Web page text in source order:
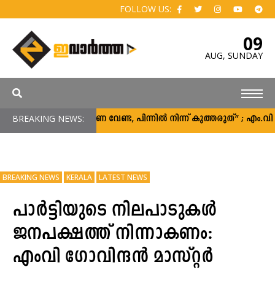
FOLLOW US:
09
AUG, SUNDAY
BREAKING NEWS:“പിന്തുണ വേണ്ട, പിന്നിൽ നിന്ന് കുത്തരുത്” ; എം.വി
BREAKING NEWS KERALA LATEST NEWS
പാർട്ടിയുടെ നിലപാടുകൾ
ജനപക്ഷത്ത് നിന്നാകണം:
എംവി ഗോവിന്ദൻ മാസ്റ്റർ